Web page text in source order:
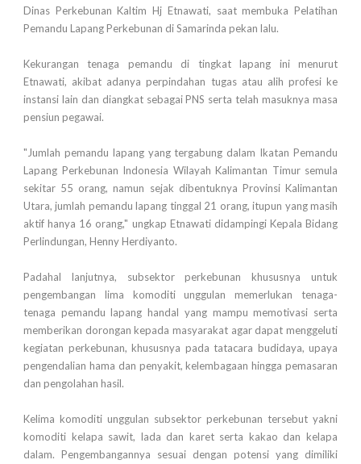
Dinas Perkebunan Kaltim Hj Etnawati, saat membuka Pelatihan
Pemandu Lapang Perkebunan di Samarinda pekan lalu.
Kekurangan tenaga pemandu di tingkat lapang ini menurut
Etnawati, akibat adanya perpindahan tugas atau alih profesi ke
instansi lain dan diangkat sebagai PNS serta telah masuknya masa
pensiun pegawai.
"Jumlah pemandu lapang yang tergabung dalam Ikatan Pemandu
Lapang Perkebunan Indonesia Wilayah Kalimantan Timur semula
sekitar 55 orang, namun sejak dibentuknya Provinsi Kalimantan
Utara, jumlah pemandu lapang tinggal 21 orang, itupun yang masih
aktif hanya 16 orang," ungkap Etnawati didampingi Kepala Bidang
Perlindungan, Henny Herdiyanto.
Padahal lanjutnya, subsektor perkebunan khususnya untuk
pengembangan lima komoditi unggulan memerlukan tenaga-
tenaga pemandu lapang handal yang mampu memotivasi serta
memberikan dorongan kepada masyarakat agar dapat menggeluti
kegiatan perkebunan, khususnya pada tatacara budidaya, upaya
pengendalian hama dan penyakit, kelembagaan hingga pemasaran
dan pengolahan hasil.
Kelima komoditi unggulan subsektor perkebunan tersebut yakni
komoditi kelapa sawit, lada dan karet serta kakao dan kelapa
dalam. Pengembangannya sesuai dengan potensi yang dimiliki